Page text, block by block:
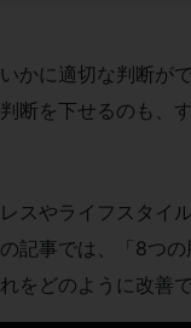
かに適切な判断が
断を下せるのも、
スやライフスタイ
記事では、「8つ
をどのように改善